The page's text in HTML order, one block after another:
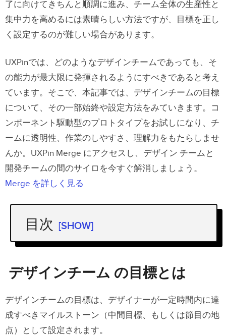
了に向けてきちんと順調に進み、チーム全体の生産性と
集中力を高めるには素晴らしい方法ですが、目標を正し
く設定するのが難しい場合があります。
UXPinでは、どのようなデザインチームであっても、そ
の能力が最大限に発揮されるようにすべきであると考え
ています。そこで、本記事では、デザインチームの目標
について、その一部始終や設定方法をみていきます。コ
ンポーネント駆動型のプロトタイプをお試しになり、チ
ームに透明性、作業のしやすさ、理解力をもたらしませ
んか。UXPin Merge にアクセスし、デザイン チームと
開発チームの間のサイロを今すぐ解消しましょう。
Merge を詳しく見る
目次 [SHOW]
デザインチーム の目標とは
デザイン チームのメンバーへの目標設
デザイン チームの目標６例
１．ユーザージャーニーの改善
デザインチーム の目標とは
デザインチームの目標は、デザイナーが一定時間内に達
成すべきマイルストーン（​​中間目標、もしくは節目の地
点）
として設定されます。